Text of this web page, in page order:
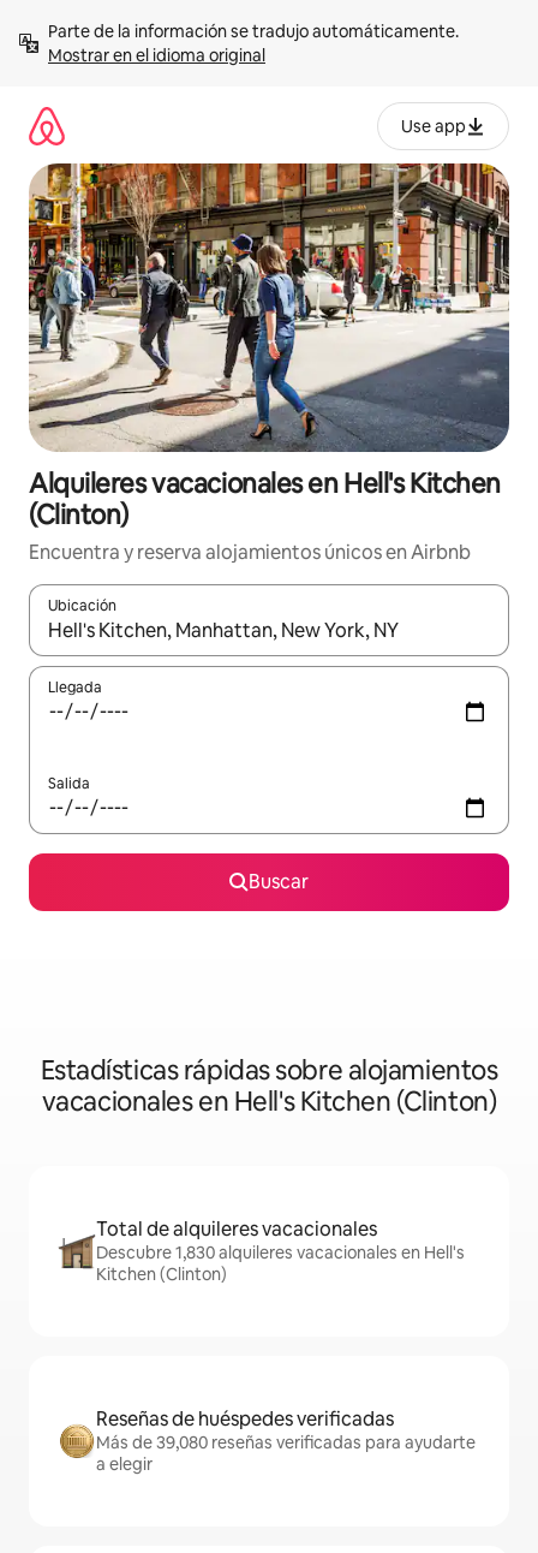
contenidoMostrar en el idioma original
Use app
Alquileres vacacionales en Hell's Kitchen
(Clinton)
Encuentra y reserva alojamientos únicos en Airbnb
Ubicación
Cuando los resultados estén disponibles, navega con las
Llegada
Salida
Buscar
Estadísticas rápidas sobre alojamientos
vacacionales en Hell's Kitchen (Clinton)
Total de alquileres vacacionales
Descubre 1,830 alquileres vacacionales en Hell's
Kitchen (Clinton)
Reseñas de huéspedes verificadas
Más de 39,080 reseñas verificadas para ayudarte
a elegir